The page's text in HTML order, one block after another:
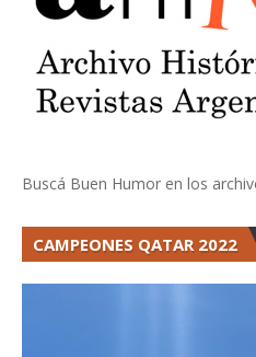
Buscá Buen Humor en los
CAMPEONES QATAR 2022